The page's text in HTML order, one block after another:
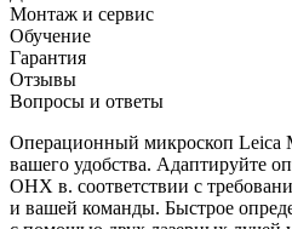
Монтаж и сервис
Обучение
Гарантия
Отзывы
Вопросы и ответы
Операционный микроскоп Leica
вашего удобства. Адаптируйте
OHX в. соответствии с
и вашей команды. Быстрое